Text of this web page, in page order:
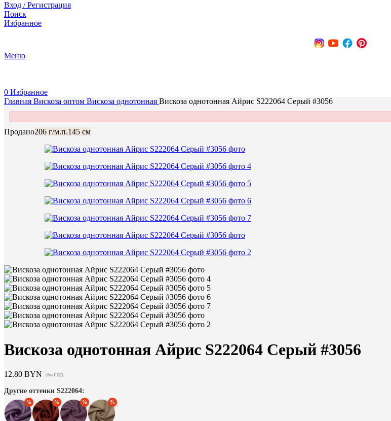
Вход / Регистрация
Поиск
Избранное
Меню
0 Избранное
Главная Вискоза оптом Вискоза однотонная Вискоза однотонная Айрис S222064 Серый #3056
Продано206 г/м.п.145 см
Вискоза однотонная Айрис S222064 Серый #3056
12.80 BYN (без НДС)
Другие оттенки S222064: